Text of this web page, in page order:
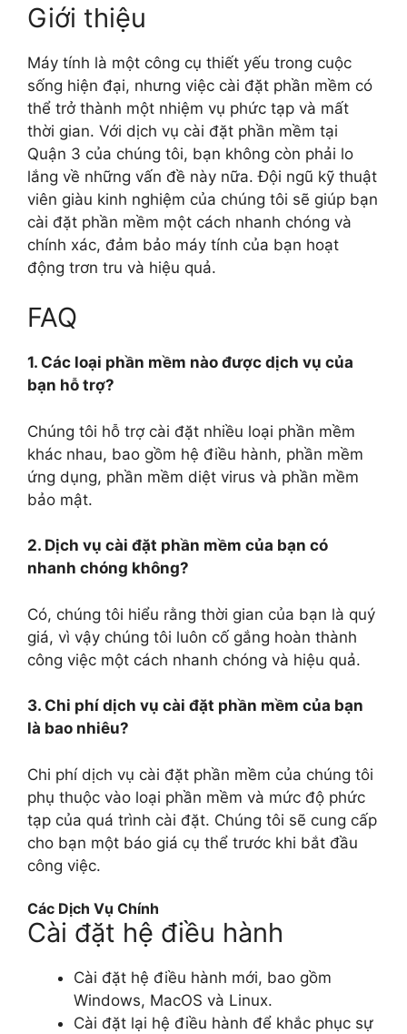
Giới thiệu
Máy tính là một công cụ thiết yếu trong cuộc
sống hiện đại, nhưng việc cài đặt phần mềm có
thể trở thành một nhiệm vụ phức tạp và mất
thời gian. Với dịch vụ cài đặt phần mềm tại
Quận 3 của chúng tôi, bạn không còn phải lo
lắng về những vấn đề này nữa. Đội ngũ kỹ thuật
viên giàu kinh nghiệm của chúng tôi sẽ giúp bạn
cài đặt phần mềm một cách nhanh chóng và
chính xác, đảm bảo máy tính của bạn hoạt
động trơn tru và hiệu quả.
FAQ
1. Các loại phần mềm nào được dịch vụ của
bạn hỗ trợ?
Chúng tôi hỗ trợ cài đặt nhiều loại phần mềm
khác nhau, bao gồm hệ điều hành, phần mềm
ứng dụng, phần mềm diệt virus và phần mềm
bảo mật.
2. Dịch vụ cài đặt phần mềm của bạn có
nhanh chóng không?
Có, chúng tôi hiểu rằng thời gian của bạn là quý
giá, vì vậy chúng tôi luôn cố gắng hoàn thành
công việc một cách nhanh chóng và hiệu quả.
3. Chi phí dịch vụ cài đặt phần mềm của bạn
là bao nhiêu?
Chi phí dịch vụ cài đặt phần mềm của chúng tôi
phụ thuộc vào loại phần mềm và mức độ phức
tạp của quá trình cài đặt. Chúng tôi sẽ cung cấp
cho bạn một báo giá cụ thể trước khi bắt đầu
công việc.
Các Dịch Vụ Chính
Cài đặt hệ điều hành
Cài đặt hệ điều hành mới, bao gồm
Windows, MacOS và Linux.
Cài đặt lại hệ điều hành để khắc phục sự